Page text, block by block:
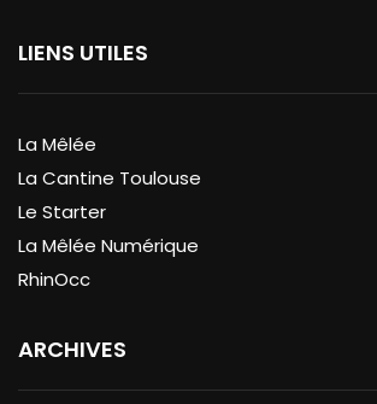
LIENS UTILES
La Mêlée
La Cantine Toulouse
Le Starter
La Mêlée Numérique
RhinOcc
ARCHIVES